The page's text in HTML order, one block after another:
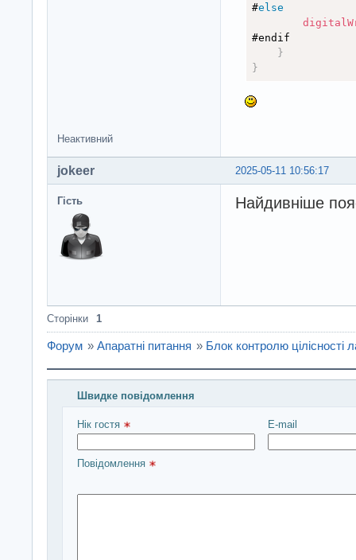
#else
#endif
}
}
Неактивний
2025-05-11 10:56:17
jokeer
Гість Найдивніше
Сторінки 1
Форум » Апаратні питання » Блок контролю цілісності
Швидке повідомлення
Введіть повідомлення і натисніть Надіслати
Нік гостя E-mail
Повідомлення